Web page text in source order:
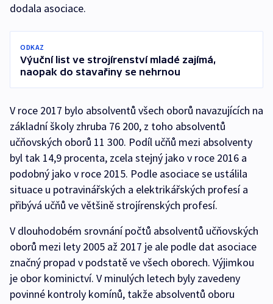
dodala asociace.
ODKAZ
Výuční list ve strojírenství mladé zajímá,
naopak do stavařiny se nehrnou
V roce 2017 bylo absolventů všech oborů navazujících na
základní školy zhruba 76 200, z toho absolventů
učňovských oborů 11 300. Podíl učňů mezi absolventy
byl tak 14,9 procenta, zcela stejný jako v roce 2016 a
podobný jako v roce 2015. Podle asociace se ustálila
situace u potravinářských a elektrikářských profesí a
přibývá učňů ve většině strojírenských profesí.
V dlouhodobém srovnání počtů absolventů učňovských
oborů mezi lety 2005 až 2017 je ale podle dat asociace
značný propad v podstatě ve všech oborech. Výjimkou
je obor kominictví. V minulých letech byly zavedeny
povinné kontroly komínů, takže absolventů oboru